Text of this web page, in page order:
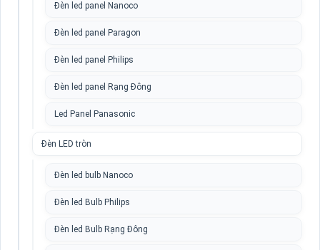
Đèn led panel Nanoco
Đèn led panel Paragon
Đèn led panel Philips
Đèn led panel Rạng Đông
Led Panel Panasonic
Đèn LED tròn
Đèn led bulb Nanoco
Đèn led Bulb Philips
Đèn led Bulb Rạng Đông